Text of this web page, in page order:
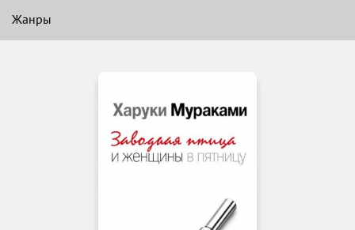
Жанры